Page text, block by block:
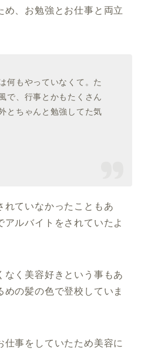
め、お勉強とお仕事と両立
何もやっていなくて。た
で、行事とかもたくさん
とちゃんと勉強してた気
れていなかったこともあ
アルバイトをされていたよ
なく美容好きという事もあ
めの髪の色で登校していま
仕事をしていたため美容に